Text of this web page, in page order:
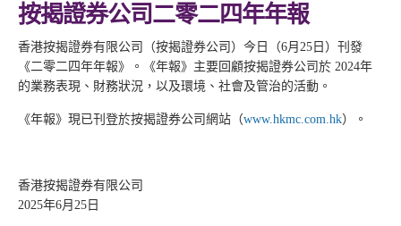
按揭證券公司二零二四年年報
香港按揭證券有限公司（按揭證券公司）今日（6月25日）刊發
《二零二四年年報》。《年報》主要回顧按揭證券公司於 2024年
的業務表現、財務狀況，以及環境、社會及管治的活動。
《年報》現已刊登於按揭證券公司網站（www.hkmc.com.hk）。
香港按揭證券有限公司
2025年6月25日